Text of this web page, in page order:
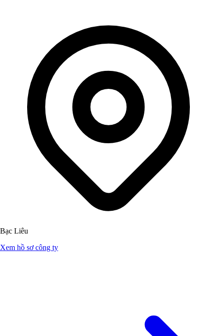
Bạc Liêu
Xem hồ sơ công ty